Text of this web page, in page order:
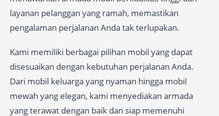
layanan pelanggan yang ramah, memastikan
pengalaman perjalanan Anda tak terlupakan.
Kami memiliki berbagai pilihan mobil yang dapat
disesuaikan dengan kebutuhan perjalanan Anda.
Dari mobil keluarga yang nyaman hingga mobil
mewah yang elegan, kami menyediakan armada
yang terawat dengan baik dan siap memenuhi